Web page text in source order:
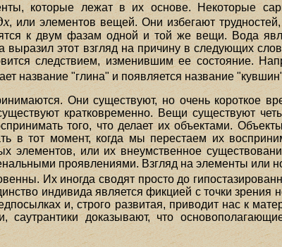
которые лежат в их основе. Некоторые
, или элементов вещей. Они избегают
к двум фазам одной и той же вещи. Вода
этот взгляд на причину в следующих
следствием, изменившим ее состояние.
название "глина" и появляется название
Они существуют, но очень короткое
кратковременно. Вещи существуют
того, что делает их объектами.
в тот момент, когда мы перестаем их
элементов, или их внеумственное
проявлениями. Взгляд на элементы или
Их иногда сводят просто до
индивида является фикцией с точки зрения
и, строго развитая, приводит нас к
доказывают, что